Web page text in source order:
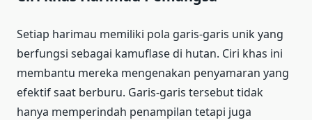
Setiap harimau memiliki pola garis-garis unik yang
berfungsi sebagai kamuflase di hutan. Ciri khas ini
membantu mereka mengenakan penyamaran yang
efektif saat berburu. Garis-garis tersebut tidak
hanya memperindah penampilan tetapi juga